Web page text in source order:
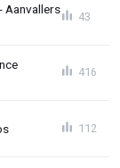
Aanvallers
43
416
112